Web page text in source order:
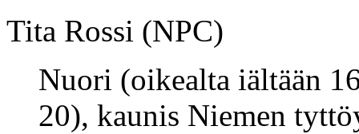
Tita Rossi (NPC)
Nuori (oikealta iältään
20), kaunis Niemen